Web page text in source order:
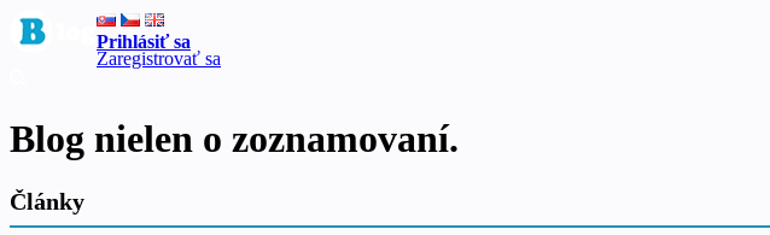
Prihlásiť sa
Zaregistrovať sa
Blog nielen o zoznamovaní.
Články